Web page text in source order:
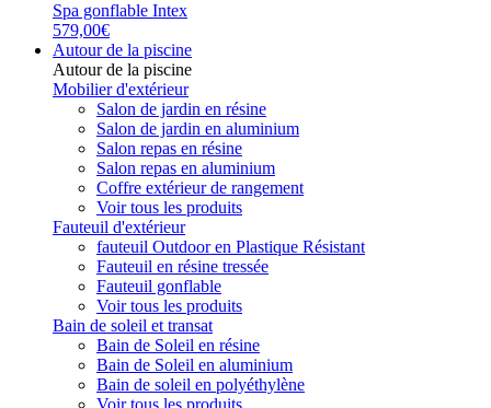
Spa gonflable Intex
579,00€
Autour de la piscine
Autour de la piscine
Mobilier d'extérieur
Salon de jardin en résine
Salon de jardin en aluminium
Salon repas en résine
Salon repas en aluminium
Coffre extérieur de rangement
Voir tous les produits
Fauteuil d'extérieur
fauteuil Outdoor en Plastique Résistant
Fauteuil en résine tressée
Fauteuil gonflable
Voir tous les produits
Bain de soleil et transat
Bain de Soleil en résine
Bain de Soleil en aluminium
Bain de soleil en polyéthylène
Voir tous les produits